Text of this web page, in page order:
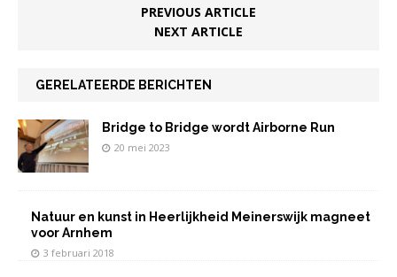
k
n
PREVIOUS ARTICLE
NEXT ARTICLE
GERELATEERDE BERICHTEN
Bridge to Bridge wordt Airborne Run
20 mei 2023
Natuur en kunst in Heerlijkheid Meinerswijk magneet
voor Arnhem
3 februari 2018